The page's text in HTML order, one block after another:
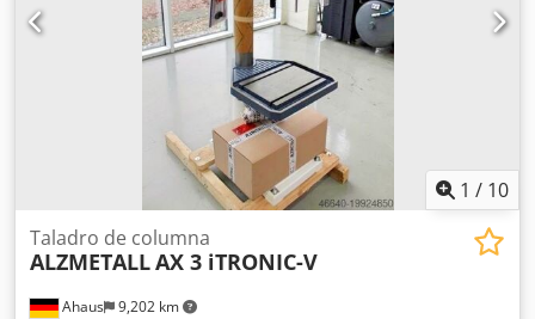
para parada de emergencia - Ajuste de velocidad continuo
- Indicador digital de velocidad - Protección contra
sobrecarga de avance - Grado de protección IP 54 -
Protección de husillo con seguridad eléctrica - Manual de
instrucciones en alemán Incluye equipamiento especial: -
Dispositivo para roscado Pos. 20.0 (roscado con tope) -
Dispositivo de refrigeración "B" Pos. 25.
1 / 10
Ahaus 9,202 km
Taladro de columna
ALZMETALLAX 3 iTRONIC-V